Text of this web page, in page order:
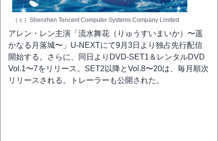
（ｃ）Shenzhen Tencent Computer Systems Company Limited
アレン・レン主演「流水舞花（りゅうすいまいか）〜遥
かなる月落城〜」U-NEXTにて9月3日より独占先行配信
開始する。さらに、同日よりDVD-SET1＆レンタルDVD
Vol.1〜7をリリース。SET2以降とVol.8〜20は、毎月順次
リリースされる。トレーラーも公開された。